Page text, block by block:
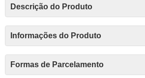
Descrição do Produto
Informações do Produto
Formas de Parcelamento